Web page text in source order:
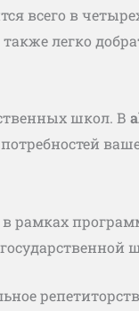
всего в
легко
школ. В
в рамках